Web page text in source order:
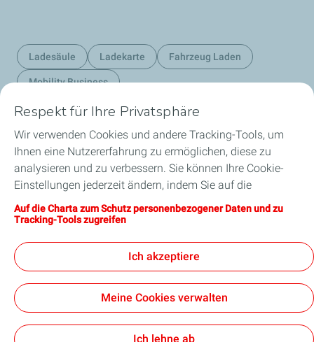
Ladesäule Ladekarte Fahrzeug Laden
Mobility Business
Unsere Geschäftsbereiche in Luxemburg
Unsere Produkte
Nützliche Links
Rechtlicher Hinweis
Cookies
Respekt für Ihre Privatsphäre
Wir verwenden Cookies und andere Tracking-Tools, um
Ihnen eine Nutzererfahrung zu ermöglichen, diese zu
analysieren und zu verbessern. Sie können Ihre Cookie-
Einstellungen jederzeit ändern, indem Sie auf die
Schaltfläche „Meine Cookies verwalten“ klicken. Durch
Anklicken der Schaltfläche „Annehmen“ stimmen Sie der
„Ablehnen“ werden nur die für das reibungslose
Funktionieren der Website erforderlichen technischen
Cookies verwendet. Weitere Informationen finden Sie auf
der Seite „Charta zum Schutz personenbezogener Daten
Auf die Charta zum Schutz personenbezogener Daten und zu
Tracking-Tools zugreifen
Ich akzeptiere
Meine Cookies verwalten
Ich lehne ab